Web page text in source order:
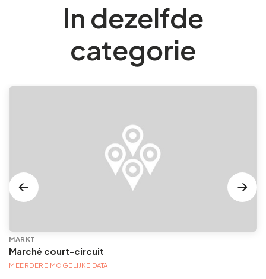
In dezelfde
categorie
MARKT
Marché court-circuit
MEERDERE MOGELIJKE DATA